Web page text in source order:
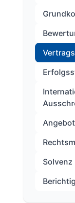
Solvenz